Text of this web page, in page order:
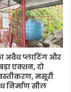
अवैध प्लाटिंग और
एक्शन, दो
मसूरी
निर्माण सील